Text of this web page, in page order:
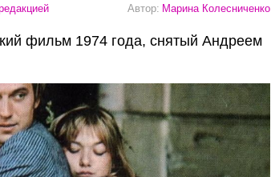
Автор: Марина Колесниченко
фильм 1974 года, снятый Андреем